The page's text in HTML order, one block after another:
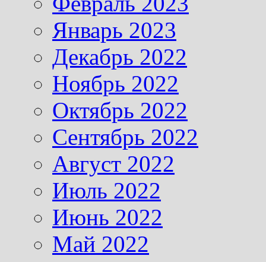
Январь 2023
Декабрь 2022
Ноябрь 2022
Октябрь 2022
Сентябрь 2022
Август 2022
Июль 2022
Июнь 2022
Май 2022